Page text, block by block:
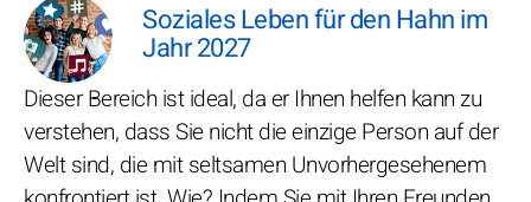
Soziales Leben für den Hahn im
Jahr 2027
Dieser Bereich ist ideal, da er Ihnen helfen kann zu
verstehen, dass Sie nicht die einzige Person auf der
Welt sind, die mit seltsamen Unvorhergesehenem